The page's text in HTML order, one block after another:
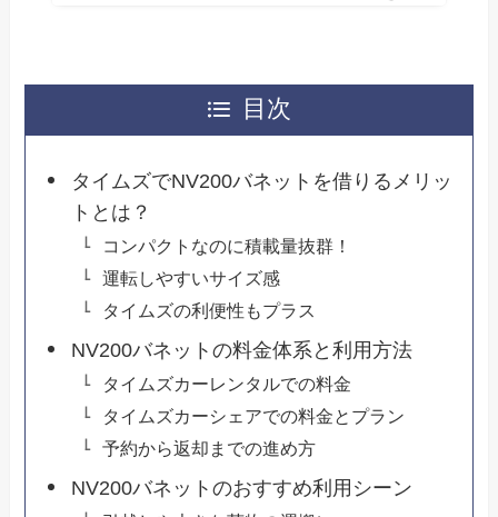
目次
タイムズでNV200バネットを借りるメリッ
トとは？
コンパクトなのに積載量抜群！
運転しやすいサイズ感
タイムズの利便性もプラス
NV200バネットの料金体系と利用方法
タイムズカーレンタルでの料金
タイムズカーシェアでの料金とプラン
予約から返却までの進め方
NV200バネットのおすすめ利用シーン